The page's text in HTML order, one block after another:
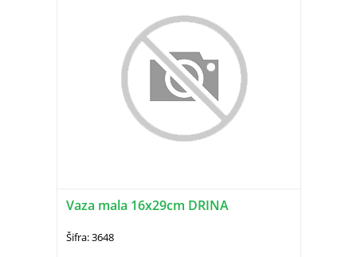
Vaza mala 16x29cm DRINA
Šifra: 3648